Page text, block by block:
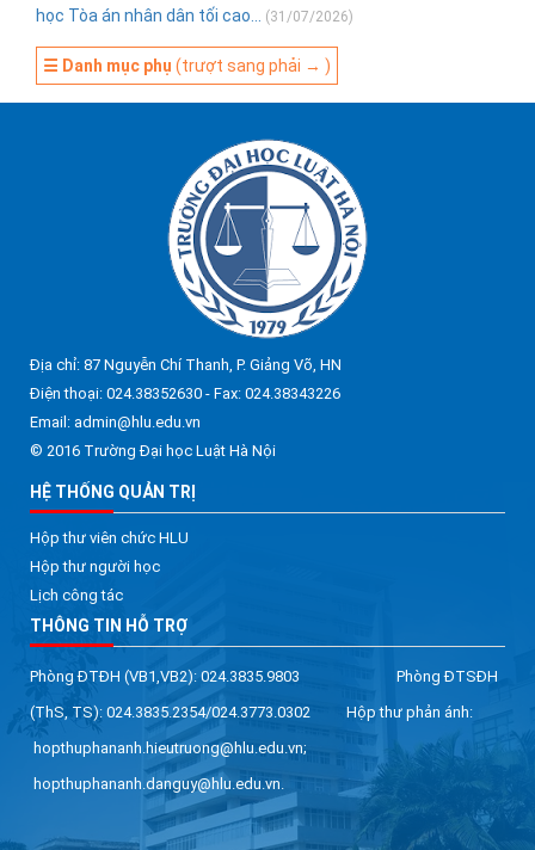
học Tòa án nhân dân tối cao...
(31/07/2026)
☰ Danh mục phụ (trượt sang phải → )
Địa chỉ: 87 Nguyễn Chí Thanh, P. Giảng Võ, HN
Điện thoại: 024.38352630 - Fax: 024.38343226
Email: admin@hlu.edu.vn
© 2016 Trường Đại học Luật Hà Nội
HỆ THỐNG QUẢN TRỊ
Hộp thư viên chức HLU
Hộp thư người học
Lịch công tác
THÔNG TIN HỖ TRỢ
Phòng ĐTĐH (VB1,VB2): 024.3835.9803 Phòng ĐTSĐH
(ThS, TS): 024.3835.2354/024.3773.0302 Hộp thư phản ánh:
hopthuphananh.hieutruong@hlu.edu.vn;
hopthuphananh.danguy@hlu.edu.vn.